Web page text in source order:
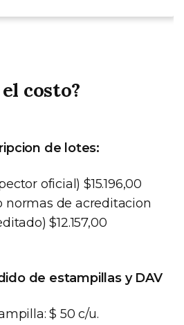
costo?
de lotes:
oficial) $15.196,00
normas de acreditacion
$12.157,00
de estampillas y DAV
$ 50 c/u.